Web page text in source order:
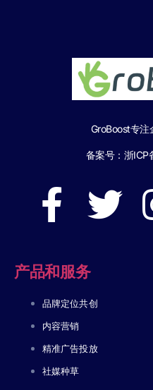
GroBoost专注
备案号： 浙ICP
产品和服务
品牌定位共创
内容营销
精准广告投放
社媒种草